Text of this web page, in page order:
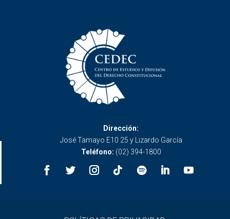
Dirección:
José Tamayo E10 25 y Lizardo García
Teléfono: (02) 394-1800